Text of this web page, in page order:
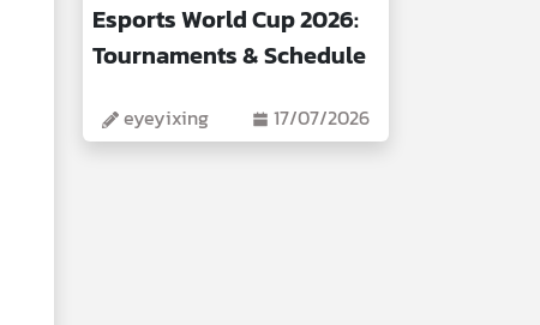
Esports World Cup 2026:
Tournaments & Schedule
eyeyixing 17/07/2026